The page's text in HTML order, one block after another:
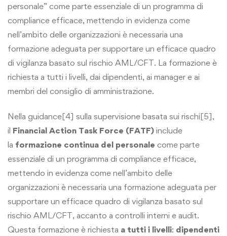
personale” come parte essenziale di un programma di
compliance efficace, mettendo in evidenza come
nell’ambito delle organizzazioni è necessaria una
formazione adeguata per supportare un efficace quadro
di vigilanza basato sul rischio AML/CFT. La formazione è
richiesta a tutti i livelli, dai dipendenti, ai manager e ai
membri del consiglio di amministrazione.
Nella guidance[4] sulla supervisione basata sui rischi[5],
il Financial Action Task Force (FATF) include
la formazione continua del personale come parte
essenziale di un programma di compliance efficace,
mettendo in evidenza come nell’ambito delle
organizzazioni è necessaria una formazione adeguata per
supportare un efficace quadro di vigilanza basato sul
rischio AML/CFT, accanto a controlli interni e audit.
Questa formazione è richiesta a tutti i livelli: dipendenti